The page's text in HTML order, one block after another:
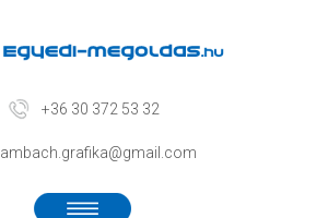
+36 30 372 53 32
ambach.grafika@gmail.com